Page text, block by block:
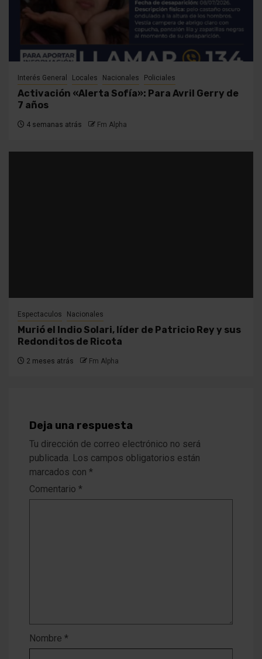
Interés General Locales Nacionales Policiales
Activación «Alerta Sofía»: Para Avril Gerry de
7 años
4 semanas atrás Fm Alpha
Espectaculos Nacionales
Murió el Indio Solari, líder de Patricio Rey y sus
Redonditos de Ricota
2 meses atrás Fm Alpha
Deja una respuesta
Tu dirección de correo electrónico no será
publicada. Los campos obligatorios están
marcados con *
Comentario *
Nombre *